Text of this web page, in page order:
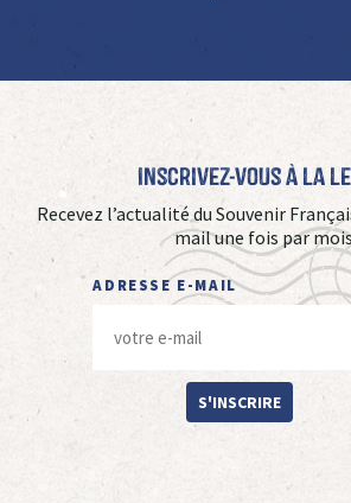
Inscrivez-vous à La
Recevez l’actualité du Souvenir
mail une fois par
ADRESSE E-MAIL
S'INSCRIRE